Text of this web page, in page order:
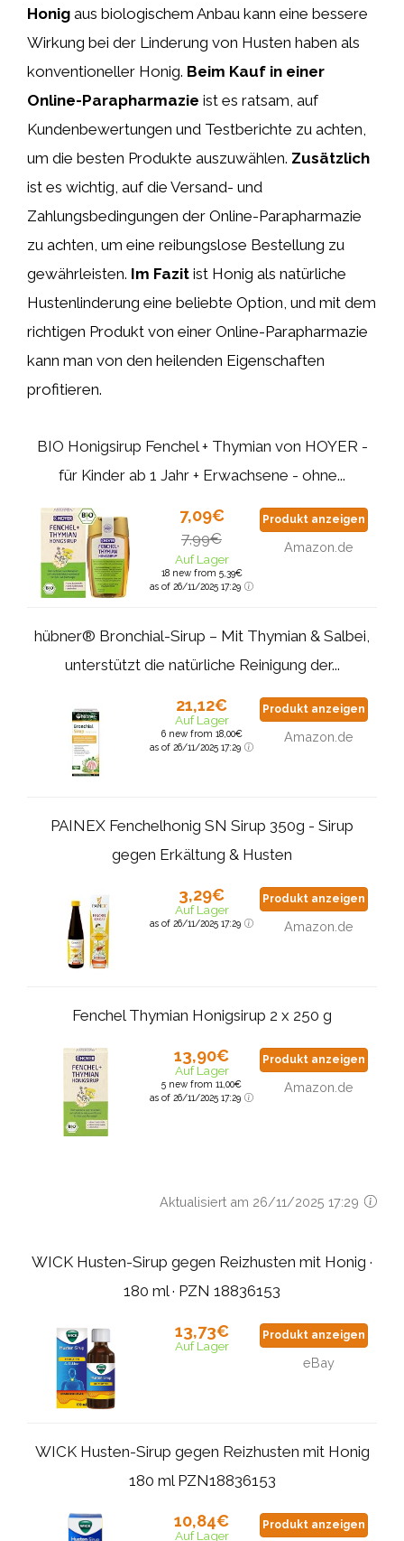
Honig aus biologischem Anbau kann eine bessere
Wirkung bei der Linderung von Husten haben als
konventioneller Honig. Beim Kauf in einer
Online-Parapharmazie ist es ratsam, auf
Kundenbewertungen und Testberichte zu achten,
um die besten Produkte auszuwählen. Zusätzlich
ist es wichtig, auf die Versand- und
Zahlungsbedingungen der Online-Parapharmazie
zu achten, um eine reibungslose Bestellung zu
gewährleisten. Im Fazit ist Honig als natürliche
Hustenlinderung eine beliebte Option, und mit dem
richtigen Produkt von einer Online-Parapharmazie
kann man von den heilenden Eigenschaften
profitieren.
BIO Honigsirup Fenchel + Thymian von HOYER -
für Kinder ab 1 Jahr + Erwachsene - ohne...
7,09€
7,99€
Auf Lager
18 new from 5,39€
as of 26/11/2025 17:29
Produkt anzeigen
Amazon.de
hübner® Bronchial-Sirup – Mit Thymian & Salbei,
unterstützt die natürliche Reinigung der...
21,12€
Auf Lager
6 new from 18,00€
as of 26/11/2025 17:29
Produkt anzeigen
Amazon.de
PAINEX Fenchelhonig SN Sirup 350g - Sirup
gegen Erkältung & Husten
3,29€
Auf Lager
as of 26/11/2025 17:29
Produkt anzeigen
Amazon.de
Fenchel Thymian Honigsirup 2 x 250 g
13,90€
Auf Lager
5 new from 11,00€
as of 26/11/2025 17:29
Produkt anzeigen
Amazon.de
Aktualisiert am 26/11/2025 17:29
WICK Husten-Sirup gegen Reizhusten mit Honig ·
180 ml · PZN 18836153
13,73€
Auf Lager
Produkt anzeigen
eBay
WICK Husten-Sirup gegen Reizhusten mit Honig
180 ml PZN18836153
10,84€
Auf Lager
Produkt anzeigen